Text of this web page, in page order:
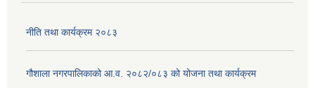
नीति तथा कार्यक्रम २०८३
गौशाला नगरपालिकाको आ.व. २०८२/०८३ को योजना तथा कार्यक्रम